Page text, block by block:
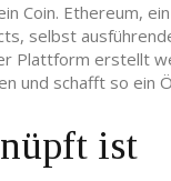
Coin. Ethereum,
, selbst
Plattform erstellt
und schafft so ein
ist